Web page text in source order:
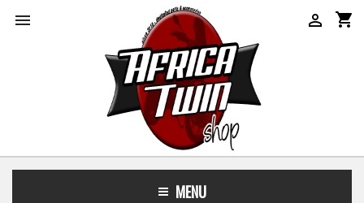
 shopping_cart

MENU